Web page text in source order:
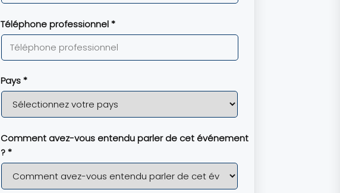
Téléphone professionnel *
Pays *
Comment avez-vous entendu parler de cet événement
? *